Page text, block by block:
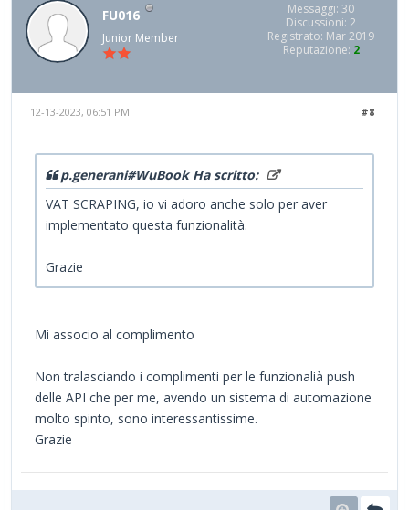
FU016
Junior Member
Messaggi: 30
Discussioni: 2
Registrato: Mar 2019
Reputazione: 2
#8
12-13-2023, 06:51 PM
p.generani#WuBook Ha scritto:
VAT SCRAPING, io vi adoro anche solo per aver
implementato questa funzionalità.
Grazie
Mi associo al complimento
Non tralasciando i complimenti per le funzionalià push
delle API che per me, avendo un sistema di automazione
molto spinto, sono interessantissime.
Grazie